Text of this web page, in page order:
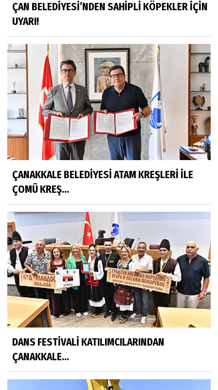
ÇAN BELEDİYESİ’NDEN SAHİPLİ KÖPEKLER İÇİN
UYARI!
ÇANAKKALE BELEDİYESİ ATAM KREŞLERİ İLE
ÇOMÜ KREŞ...
DANS FESTİVALİ KATILIMCILARINDAN
ÇANAKKALE...